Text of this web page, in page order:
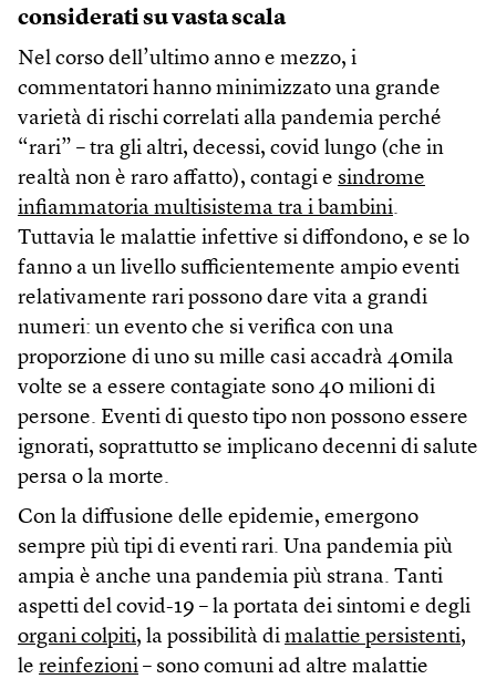
considerati su vasta scala
Nel corso dell’ultimo anno e mezzo, i
commentatori hanno minimizzato una grande
varietà di rischi correlati alla pandemia perché
“rari” – tra gli altri, decessi, covid lungo (che in
realtà non è raro affatto), contagi e sindrome
infiammatoria multisistema tra i bambini.
Tuttavia le malattie infettive si diffondono, e se lo
fanno a un livello sufficientemente ampio eventi
relativamente rari possono dare vita a grandi
numeri: un evento che si verifica con una
proporzione di uno su mille casi accadrà 40mila
volte se a essere contagiate sono 40 milioni di
persone. Eventi di questo tipo non possono essere
ignorati, soprattutto se implicano decenni di salute
persa o la morte.
Con la diffusione delle epidemie, emergono
sempre più tipi di eventi rari. Una pandemia più
ampia è anche una pandemia più strana. Tanti
aspetti del covid-19 – la portata dei sintomi e degli
organi colpiti, la possibilità di malattie persistenti,
le reinfezioni – sono comuni ad altre malattie